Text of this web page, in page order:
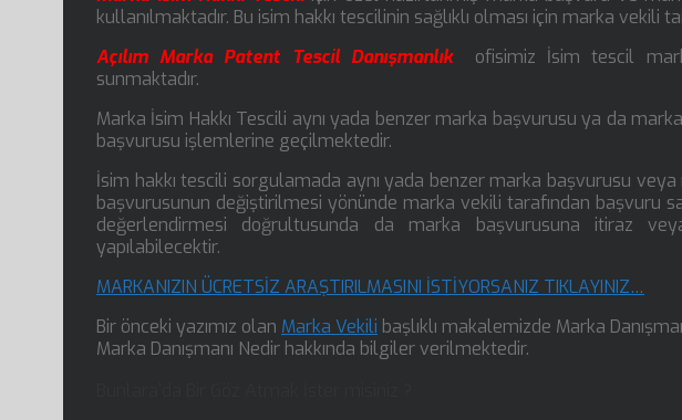
kullanılmaktadır. Bu isim hakkı tescilinin sağlıklı olması için marka vekili
Açılım Marka Patent Tescil Danışmanlık
ofisimiz İsim tescil
sunmaktadır.
Marka İsim Hakkı Tescili aynı yada benzer marka başvurusu ya da
başvurusu işlemlerine geçilmektedir.
İsim hakkı tescili sorgulamada aynı yada benzer marka başvurusu
başvurusunun değiştirilmesi yönünde marka vekili tarafından başvuru
değerlendirmesi doğrultusunda da marka başvurusuna itiraz
yapılabilecektir.
MARKANIZIN ÜCRETSİZ ARAŞTIRILMASINI İSTİYORSANIZ TIKLAYINIZ…
Bir önceki yazımız olan Marka Vekili başlıklı makalemizde Marka
Marka Danışmanı Nedir hakkında bilgiler verilmektedir.